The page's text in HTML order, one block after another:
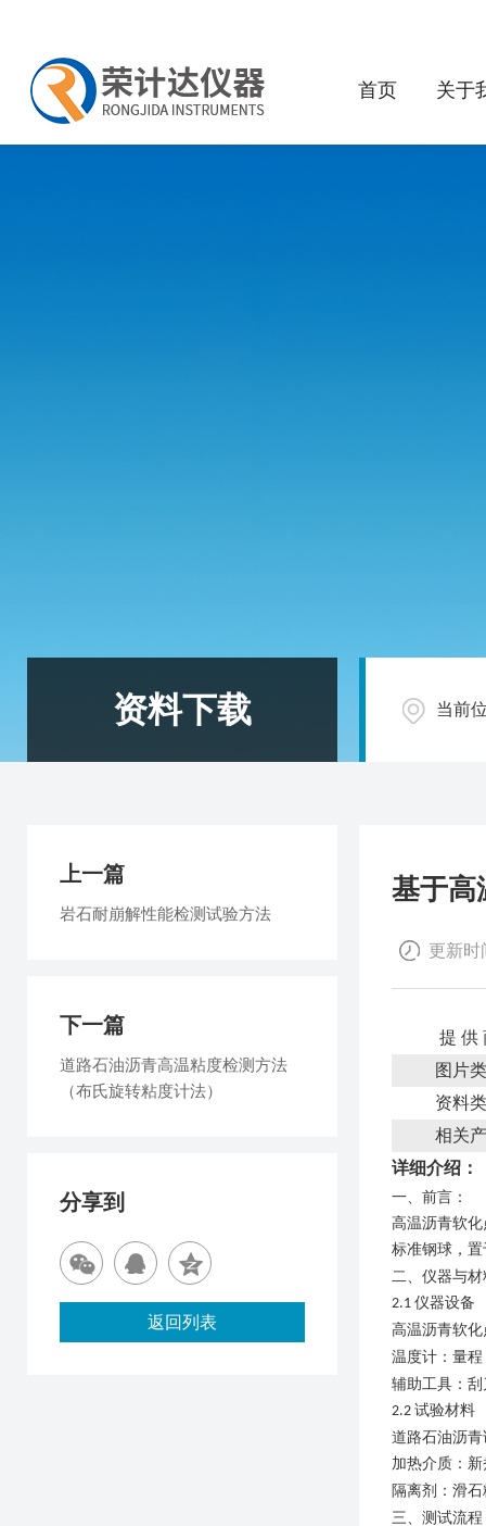
首页 关于
资料下载 当前
基于高
更新时
提 供
图片
资料
相关
详细介绍：
一、 前言 ：
高温沥青软
标准钢球，
二、 仪器与材
2.1 仪器设备
高温沥青软
温度计：量程
辅助工具：
2.2 试验材料
道路石油沥青
加热介质：
隔离剂：滑
三、 测试流程
上一篇
岩石耐崩解性能检测试验方法
下一篇
道路石油沥青高温粘度检测方法
（布氏旋转粘度计法）
分享到
返回列表